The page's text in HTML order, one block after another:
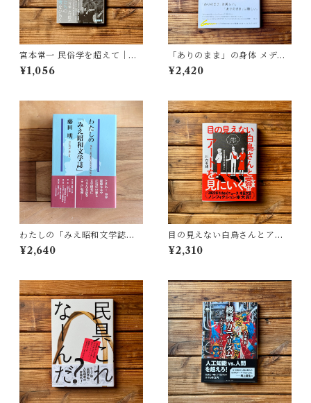
宮本常一 民俗学を超えて｜木
村 哲也
¥1,056
「ありのまま」の身体 メディ
アが描く私の見た目 | 藤嶋 陽
子(著)
¥2,420
わたしの「みえ昭和文学誌」 |
藤田 明
¥2,640
目の見えない白鳥さんとアー
トを見にいく | 川内 有緒
¥2,310